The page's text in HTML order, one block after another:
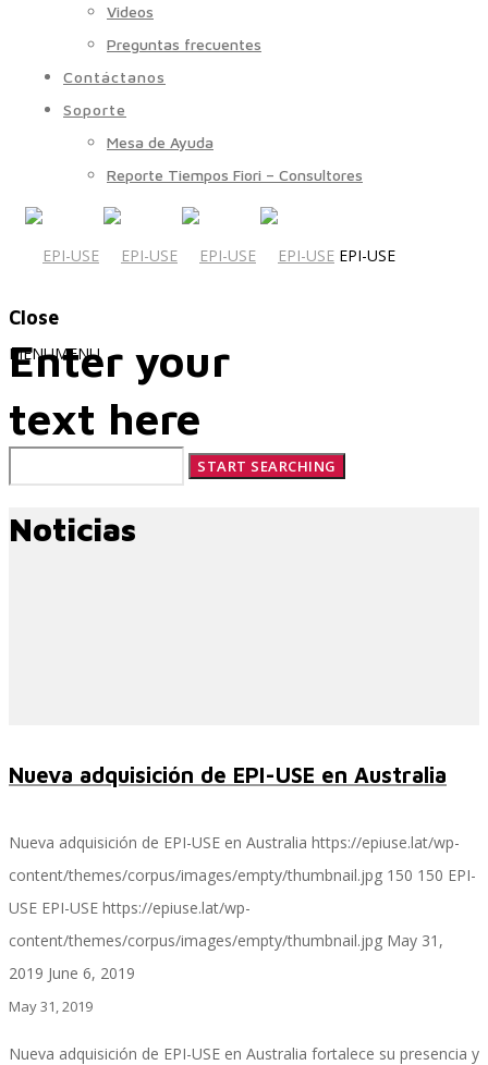
Videos
Preguntas frecuentes
Contáctanos
Soporte
Mesa de Ayuda
Reporte Tiempos Fiori – Consultores
EPI-USE
MENUMENU
Assessment SAP S/4HANA
Implementación SAP SuccessFactors
Close
Enter your
text here
Noticias
Nueva adquisición de EPI-USE en Australia
Nueva adquisición de EPI-USE en Australia https://epiuse.lat/wp-
content/themes/corpus/images/empty/thumbnail.jpg 150 150 EPI-
USE EPI-USE https://epiuse.lat/wp-
content/themes/corpus/images/empty/thumbnail.jpg May 31,
2019 June 6, 2019
May 31, 2019
Nueva adquisición de EPI-USE en Australia fortalece su presencia y